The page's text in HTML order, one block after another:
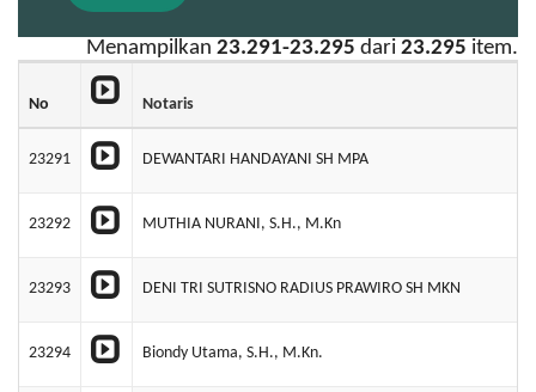
Menampilkan 23.291-23.295 dari 23.295 item.
No Notaris
23291 DEWANTARI HANDAYANI SH MPA
23292 MUTHIA NURANI, S.H., M.Kn
23293 DENI TRI SUTRISNO RADIUS PRAWIRO SH MKN
23294 Biondy Utama, S.H., M.Kn.